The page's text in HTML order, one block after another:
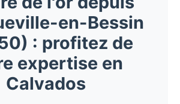
en-Bessin
: profitez de
expertise en
Calvados